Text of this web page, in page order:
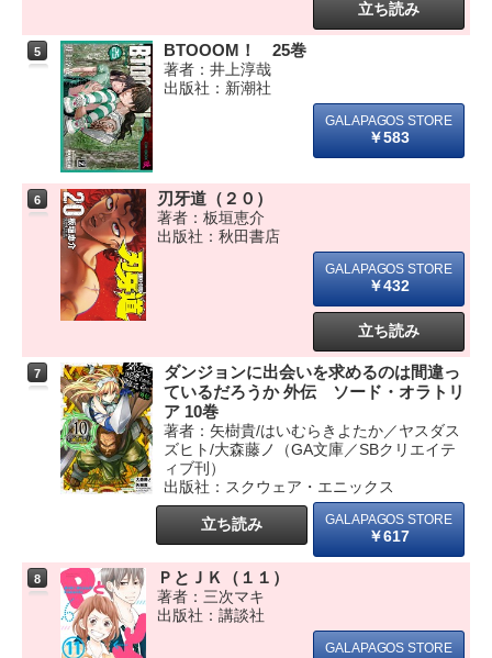
立ち読み
5 BTOOOM！ 25巻
著者：井上淳哉
出版社：新潮社
￥583
6 刃牙道（２０）
著者：板垣恵介
出版社：秋田書店
￥432
立ち読み
7
ダンジョンに出会いを求めるのは間違っ
ているだろうか 外伝 ソード・オラトリ
ア 10巻
著者：矢樹貴/はいむらきよたか／ヤスダス
ズヒト/大森藤ノ（GA文庫／SBクリエイテ
ィブ刊）
出版社：スクウェア・エニックス
￥617
立ち読み
8 ＰとＪＫ（１１）
著者：三次マキ
出版社：講談社